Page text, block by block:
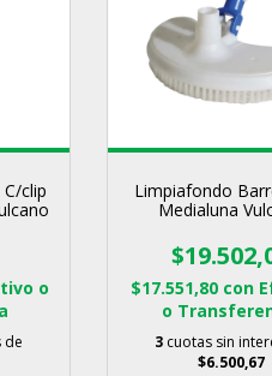
clip
o
de
Limpiafondo
Medialuna
$17.551,80 con
o
3 cuotas sin
$6.500,67